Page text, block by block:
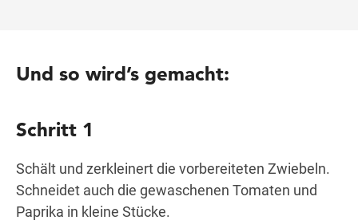
Und so wird’s gemacht:
Schritt 1
Schält und zerkleinert die vorbereiteten Zwiebeln.
Schneidet auch die gewaschenen Tomaten und
Paprika in kleine Stücke.